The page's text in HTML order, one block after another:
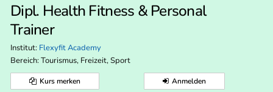
Dipl. Health Fitness & Personal
Trainer
Institut: Flexyfit Academy
Bereich: Tourismus, Freizeit, Sport
Kurs merken Anmelden